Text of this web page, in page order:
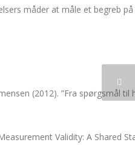
måder at måle et begreb
(2012). ”Fra spørgsmål
Validity: A Shared